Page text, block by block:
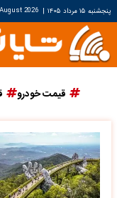
پنجشنبه ۱۵ مرداد ۱۴۰۵ |
2026
قیمت خودرو